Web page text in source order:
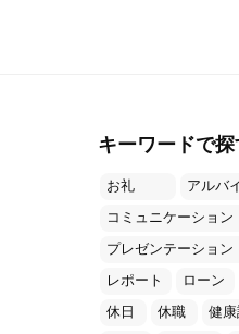
キーワードで探
お礼 アルバ
コミュニケーション
プレゼンテーション
レポート
ローン
休日
休職 健